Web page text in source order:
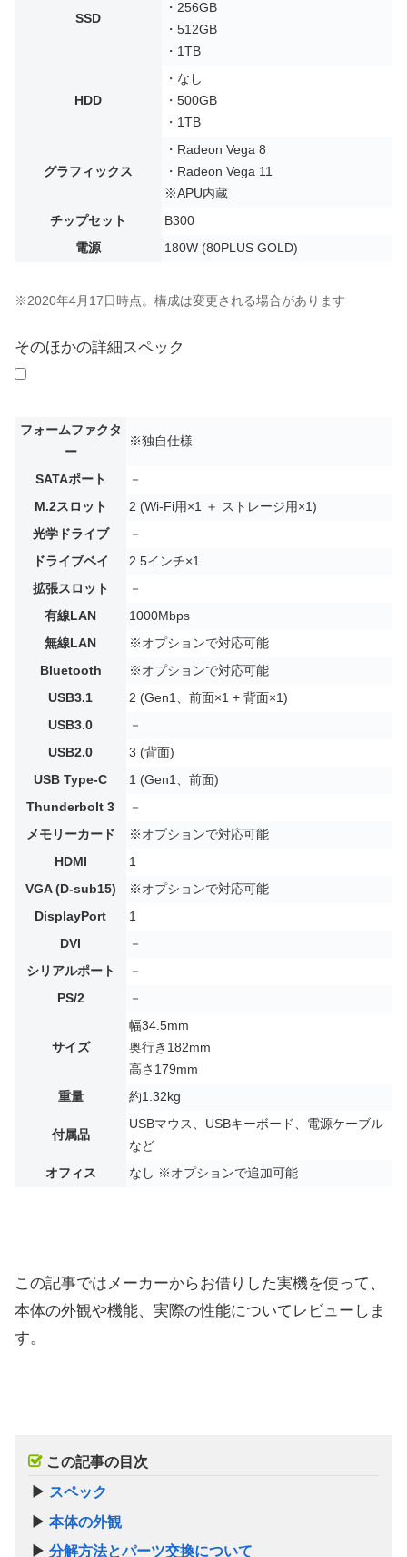
SSD
・256GB
・512GB
・1TB
HDD
・なし
・500GB
・1TB
グラフィックス
・Radeon Vega 8
・Radeon Vega 11
※APU内蔵
チップセット
B300
電源
180W (80PLUS GOLD)
※2020年4月17日時点。構成は変更される場合があります
そのほかの詳細スペック
フォームファクタ
ー
※独自仕様
SATAポート
－
M.2スロット
2 (Wi-Fi用×1 ＋ ストレージ用×1)
光学ドライブ
－
ドライブベイ
2.5インチ×1
拡張スロット
－
有線LAN
1000Mbps
無線LAN
※オプションで対応可能
Bluetooth
※オプションで対応可能
USB3.1
2 (Gen1、前面×1 + 背面×1)
USB3.0
－
USB2.0
3 (背面)
USB Type-C
1 (Gen1、前面)
Thunderbolt 3
－
メモリーカード
※オプションで対応可能
HDMI
1
VGA (D-sub15)
※オプションで対応可能
DisplayPort
1
DVI
－
シリアルポート
－
PS/2
－
サイズ
幅34.5mm
奥行き182mm
高さ179mm
重量
約1.32kg
付属品
USBマウス、USBキーボード、電源ケーブル
など
オフィス
なし ※オプションで追加可能
この記事ではメーカーからお借りした実機を使って、
本体の外観や機能、実際の性能についてレビューしま
す。
この記事の目次
▶ スペック
▶本体の外観
▶分解方法とパーツ交換について